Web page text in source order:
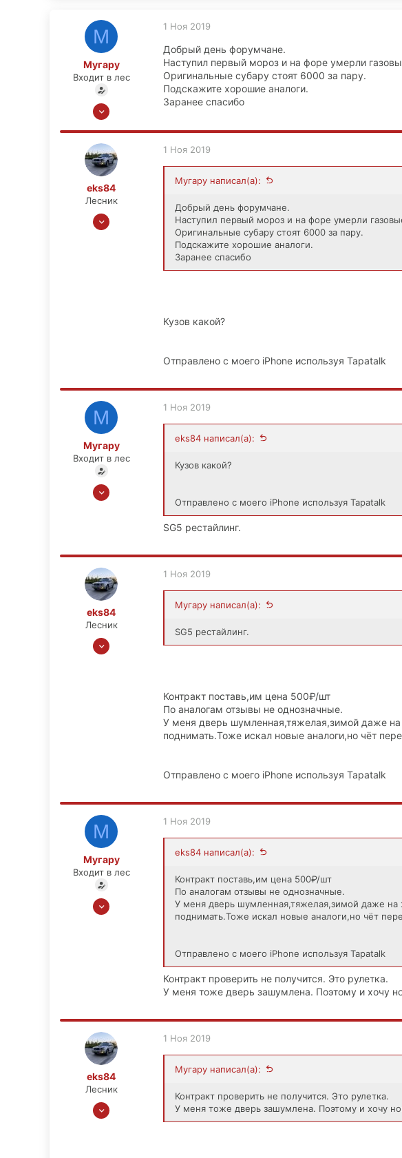
М
Мугару
Входит в лес
1 Ноя 2019
1 Ноя 2019
Добрый день форумчане.
Наступил первый мороз и на форе умерли
Оригинальные субару стоят 6000 за пару.
Подскажите хорошие аналоги.
Заранее спасибо
eks84
Лесник
11 Фев 2013
1 Ноя 2019
Мугару написал(а):
Добрый день форумчане.
Наступил первый мороз и на форе умерли
Оригинальные субару стоят 6000 за пару.
Подскажите хорошие аналоги.
Заранее спасибо
Кузов какой?
Отправлено с моего iPhone используя Tapatalk
М
Мугару
Входит в лес
1 Ноя 2019
1 Ноя 2019
eks84 написал(а):
Кузов какой?
Отправлено с моего iPhone используя Tapatalk
SG5 рестайлинг.
eks84
Лесник
11 Фев 2013
1 Ноя 2019
Мугару написал(а):
SG5 рестайлинг.
Контракт поставь,им цена 500₽/шт
По аналогам отзывы не однозначные.
У меня дверь шумленная,тяжелая,зимой даже
поднимать.Тоже искал новые аналоги,но чёт
Отправлено с моего iPhone используя Tapatalk
М
Мугару
Входит в лес
1 Ноя 2019
1 Ноя 2019
eks84 написал(а):
Контракт поставь,им цена 500₽/шт
По аналогам отзывы не однозначные.
У меня дверь шумленная,тяжелая,зимой даже
поднимать.Тоже искал новые аналоги,но чёт
Отправлено с моего iPhone используя Tapatalk
Контракт проверить не получится. Это рулетка.
У меня тоже дверь зашумлена. Поэтому и хочу
eks84
Лесник
11 Фев 2013
1 Ноя 2019
Мугару написал(а):
Контракт проверить не получится. Это рулетка.
У меня тоже дверь зашумлена. Поэтому и хочу